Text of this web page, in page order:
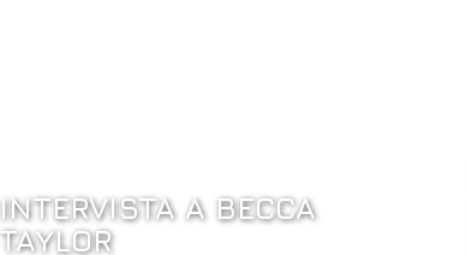
INTERVISTA A BECCA
TAYLOR